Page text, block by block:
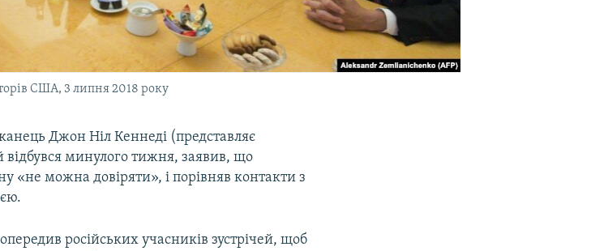
США, 3 липня 2018 року
Джон Ніл Кеннеді (представляє
відбувся минулого тижня, заявив, що
«не можна довіряти», і порівняв контакти з
російських учасників зустрічей, щоб